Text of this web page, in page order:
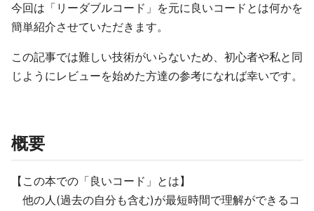
今回は「リーダブルコード」を元に良いコードとは何かを
簡単紹介させていただきます。
この記事では難しい技術がいらないため、初心者や私と同
じようにレビューを始めた方達の参考になれば幸いです。
概要
【この本での「良いコード」とは】
他の人(過去の自分も含む)が最短時間で理解ができるコ